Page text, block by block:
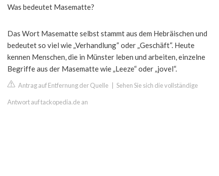
Was bedeutet Masematte?
Das Wort Masematte selbst stammt aus dem Hebräischen und
bedeutet so viel wie „Verhandlung“ oder „Geschäft“. Heute
kennen Menschen, die in Münster leben und arbeiten, einzelne
Begriffe aus der Masematte wie „Leeze“ oder „jovel“.
Antrag auf Entfernung der Quelle Sehen Sie sich die vollständige
Antwort auf tackopedia.de an